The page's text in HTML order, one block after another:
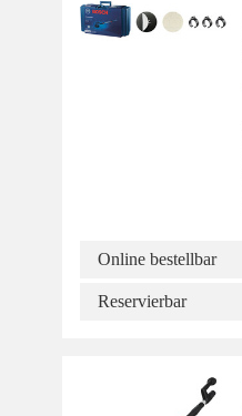
Online bestellbar
Reservierbar